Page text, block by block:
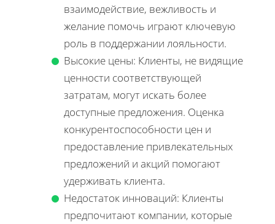
взаимодействие, вежливость и
желание помочь играют ключевую
роль в поддержании лояльности.
Высокие цены: Клиенты, не видящие
ценности соответствующей
затратам, могут искать более
доступные предложения. Оценка
конкурентоспособности цен и
предоставление привлекательных
предложений и акций помогают
удерживать клиента.
Недостаток инноваций: Клиенты
предпочитают компании, которые